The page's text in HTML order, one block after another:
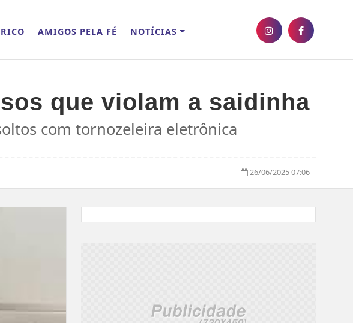
AMIGOS PELA FÉ NOTÍCIAS
que violam a saidinha
com tornozeleira eletrônica
26/06/2025 07:06